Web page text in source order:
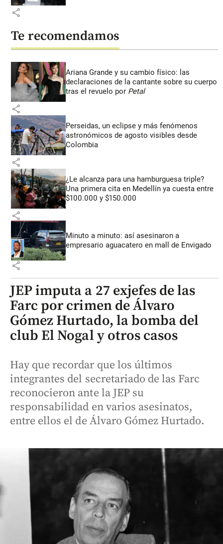
share
Te recomendamos
Ariana Grande y su cambio físico: las
declaraciones de la cantante sobre su cuerpo
tras el revuelo por Petal
share
Perseidas, un eclipse y más fenómenos
astronómicos de agosto visibles desde
Colombia
share
¿Le alcanza para una hamburguesa triple?
Una primera cita en Medellín ya cuesta entre
$100.000 y $150.000
share
Minuto a minuto: así asesinaron a
empresario aguacatero en mall de Envigado
share
JEP imputa a 27 exjefes de las
Farc por crimen de Álvaro
Gómez Hurtado, la bomba del
club El Nogal y otros casos
Hay que recordar que los últimos
integrantes del secretariado de las Farc
reconocieron ante la JEP su
responsabilidad en varios asesinatos,
entre ellos el de Álvaro Gómez Hurtado.